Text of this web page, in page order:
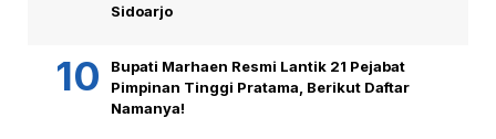
Sidoarjo
Bupati Marhaen Resmi Lantik 21 Pejabat
Pimpinan Tinggi Pratama, Berikut Daftar
Namanya!